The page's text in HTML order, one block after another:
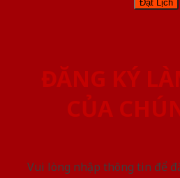
ĐĂNG KÝ
CỦA
Vui lòng nhập thông tin để